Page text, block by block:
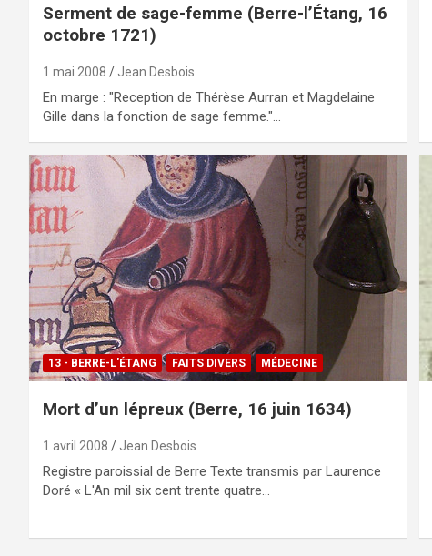
Serment de sage-femme (Berre-l’Étang, 16
octobre 1721)
1 mai 2008 Jean Desbois
En marge : "Reception de Thérèse Aurran et Magdelaine
Gille dans la fonction de sage femme."…
13 - BERRE-L'ÉTANG FAITS DIVERS MÉDECINE
Mort d’un lépreux (Berre, 16 juin 1634)
1 avril 2008 Jean Desbois
Registre paroissial de Berre Texte transmis par Laurence
Doré « L'An mil six cent trente quatre…